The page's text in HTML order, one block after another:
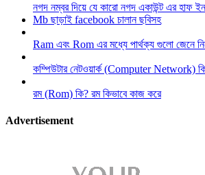
নগদ নম্বর দিয়ে যে কারো নগদ একাউন্ট এর হাফ
Mb ছাড়াই facebook চালান ছবিসহ
Ram এবং Rom এর মধ্যে পার্থক্য গুলো জেনে
কম্পিউটার নেটওয়ার্ক (Computer Network)
রম (Rom) কি? রম কিভাবে কাজ করে
Advertisement